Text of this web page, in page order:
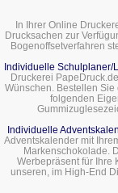
In Ihrer Online
Drucksachen zur
Bogenoffsetverfahren
Individuelle Schulplaner/
Druckerei
Wünschen. Bestellen
folgenden
Individuelle
Adventskalender mit
Markenschokolade.
Werbepräsent für Ihre
unseren, im High-End